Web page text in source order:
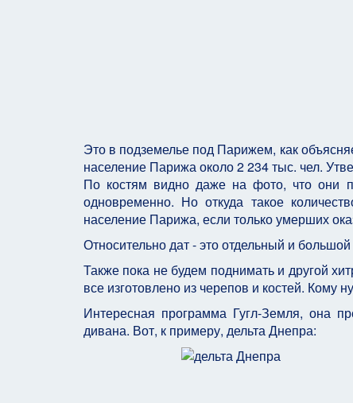
Это в подземелье под Парижем, как
население Парижа около 2 234 тыс. чел.
По костям видно даже на фото, что они
одновременно. Но откуда такое
население Парижа, если только умерших
Относительно дат - это отдельный и
Также пока не будем поднимать и другой
все изготовлено из черепов и костей. Кому
Интересная программа Гугл-Земля, она
дивана. Вот, к примеру, дельта Днепра: